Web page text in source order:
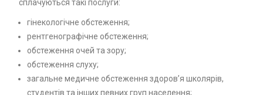
сплачуються такі послуги:
гінекологічне обстеження;
рентгенографічне обстеження;
обстеження очей та зору;
обстеження слуху;
загальне медичне обстеження здоров’я школярів,
студентів та інших певних груп населення;